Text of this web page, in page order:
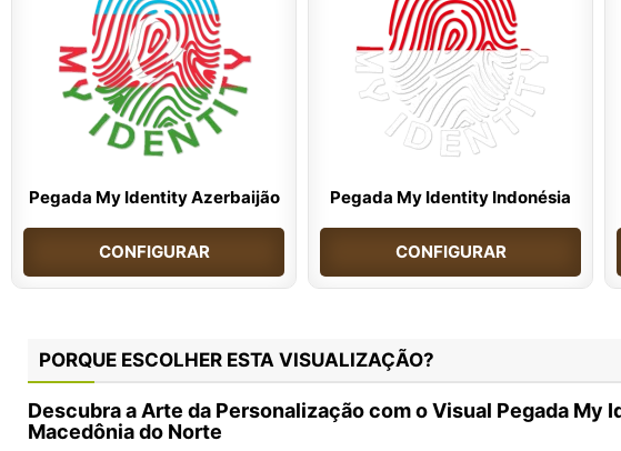
Pegada My Identity Azerbaijão
CONFIGURAR
Pegada My Identity Indonésia
CONFIGURAR
PORQUE ESCOLHER ESTA VISUALIZAÇÃO?
Descubra a Arte da Personalização com o Visual Pegada My
Macedônia do Norte